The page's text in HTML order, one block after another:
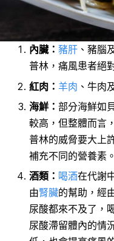
內臟： 豬肝 、豬腦
普林，痛風患者絕
紅肉： 羊肉 、牛肉
海鮮： 部分海鮮如
較高，但整體而言
普林的威脅要大上
補充不同的營養素。
酒類： 喝酒在代謝
由腎臟的幫助，經
尿酸都來不及了，
尿酸滯留體內的情